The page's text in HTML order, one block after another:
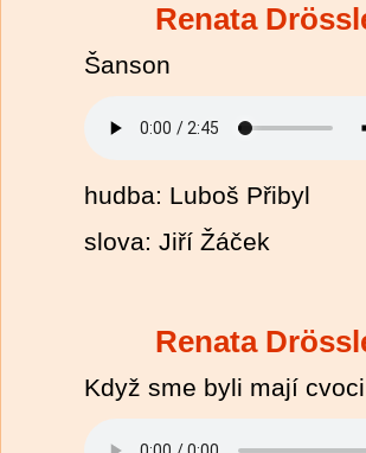
Renata
Šanson
hudba: Luboš Přibyl
slova: Jiří Žáček
Renata
Když sme byli mají cvoci